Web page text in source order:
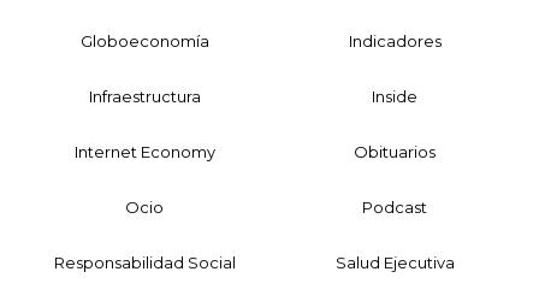
Globoeconomía Indicadores
Infraestructura Inside
Internet Economy Obituarios
Ocio Podcast
Responsabilidad Social Salud Ejecutiva